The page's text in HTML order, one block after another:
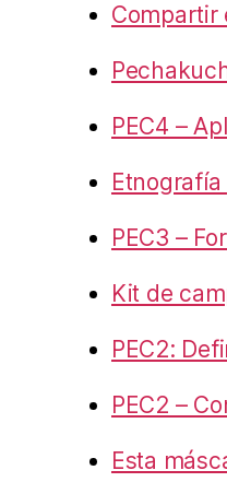
Compartir
PEC4 –
PEC3 –
Kit de
PEC2:
PEC2 –
Esta